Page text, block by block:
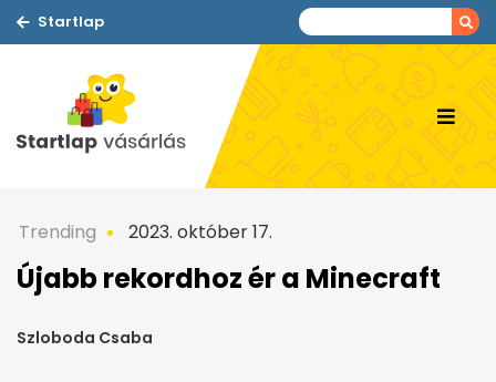
Startlap
Trending 2023. október 17.
Újabb rekordhoz ér a Minecraft
Szloboda Csaba